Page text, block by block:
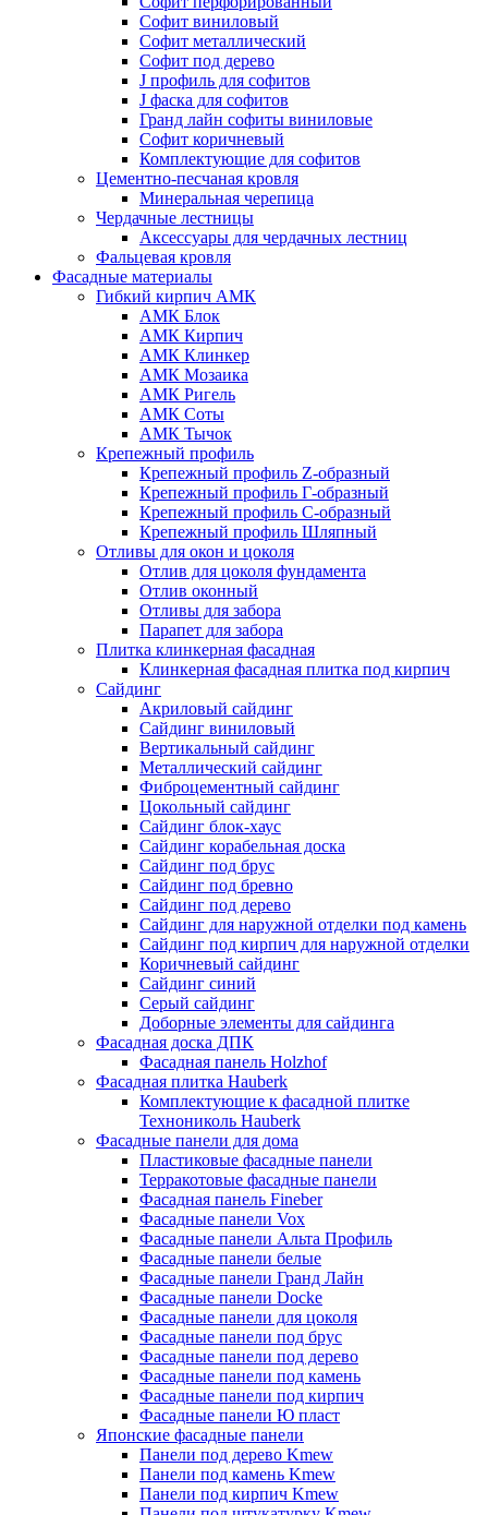
Софит виниловый
Софит металлический
Софит под дерево
J профиль для софитов
J фаска для софитов
Гранд лайн софиты виниловые
Софит коричневый
Комплектующие для софитов
Цементно-песчаная кровля
Минеральная черепица
Чердачные лестницы
Аксессуары для чердачных лестниц
Фальцевая кровля
Фасадные материалы
Гибкий кирпич АМК
АМК Блок
АМК Кирпич
АМК Клинкер
АМК Мозаика
АМК Ригель
АМК Соты
АМК Тычок
Крепежный профиль
Крепежный профиль Z-образный
Крепежный профиль Г-образный
Крепежный профиль С-образный
Крепежный профиль Шляпный
Отливы для окон и цоколя
Отлив для цоколя фундамента
Отлив оконный
Отливы для забора
Парапет для забора
Плитка клинкерная фасадная
Клинкерная фасадная плитка под кирпич
Сайдинг
Акриловый сайдинг
Сайдинг виниловый
Вертикальный сайдинг
Металлический сайдинг
Фиброцементный сайдинг
Цокольный сайдинг
Сайдинг блок-хаус
Сайдинг корабельная доска
Сайдинг под брус
Сайдинг под бревно
Сайдинг под дерево
Сайдинг для наружной отделки под камень
Сайдинг под кирпич для наружной отделки
Коричневый сайдинг
Сайдинг синий
Серый сайдинг
Доборные элементы для сайдинга
Фасадная доска ДПК
Фасадная панель Holzhof
Фасадная плитка Hauberk
Комплектующие к фасадной плитке
Технониколь Hauberk
Фасадные панели для дома
Пластиковые фасадные панели
Терракотовые фасадные панели
Фасадная панель Fineber
Фасадные панели Vox
Фасадные панели Альта Профиль
Фасадные панели белые
Фасадные панели Гранд Лайн
Фасадные панели Docke
Фасадные панели для цоколя
Фасадные панели под брус
Фасадные панели под дерево
Фасадные панели под камень
Фасадные панели под кирпич
Фасадные панели Ю пласт
Японские фасадные панели
Панели под дерево Kmew
Панели под камень Kmew
Панели под кирпич Kmew